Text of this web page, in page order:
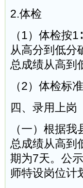
2.体检
（1）体检按
从高分到低分
总成绩从高到
（2）体检标
四、录用上岗
（一）根据
总成绩从高到
期为7天。公
师特设岗位计